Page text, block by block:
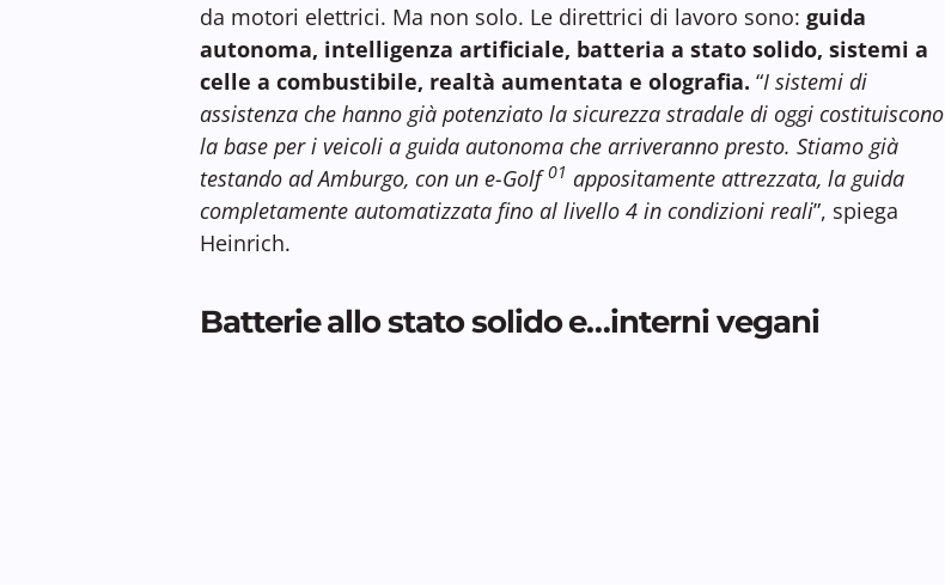
da motori elettrici. Ma non solo. Le direttrici di lavoro sono: guida
autonoma, intelligenza artificiale, batteria a stato solido, sistemi a
celle a combustibile, realtà aumentata e olografia. “I sistemi di
assistenza che hanno già potenziato la sicurezza stradale di oggi costituiscono
la base per i veicoli a guida autonoma che arriveranno presto. Stiamo già
testando ad Amburgo, con un e-Golf01 appositamente attrezzata, la guida
completamente automatizzata fino al livello 4 in condizioni reali”, spiega
Heinrich.
Batterie allo stato solido e…interni vegani